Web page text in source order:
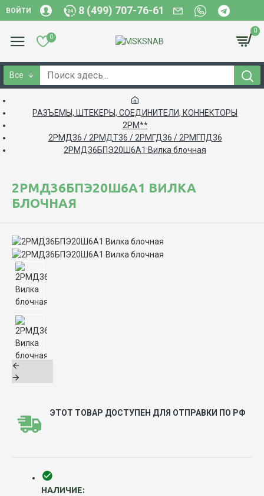
ВОЙТИ 8 (499) 707-76-61
0
0
Все
РАЗЪЕМЫ, ШТЕКЕРЫ, СОЕДИНИТЕЛИ, КОННЕКТОРЫ
2РМ**
2РМД36 / 2РМДТ36 / 2РМГД36 / 2РМГПД36
2РМД36БПЭ20Ш6А1 Вилка блочная
2РМД36БПЭ20Ш6А1 ВИЛКА
БЛОЧНАЯ
ЭТОТ ТОВАР ДОСТУПЕН ДЛЯ ОТПРАВКИ ПО РФ
НАЛИЧИЕ: